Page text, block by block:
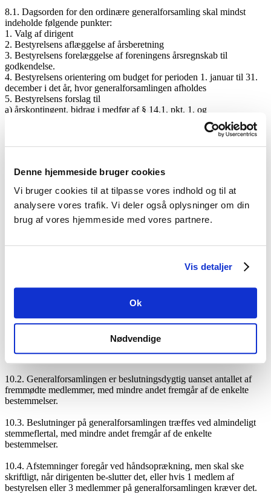
Denne hjemmeside bruger cookies
Vi bruger cookies til at tilpasse vores indhold og til at
analysere vores trafik. Vi deler også oplysninger om din
brug af vores hjemmeside med vores partnere.
Vis detaljer
Ok
Nødvendige
8.1. Dagsorden for den ordinære generalforsamling skal mindst
indeholde følgende punkter:
1. Valg af dirigent
2. Bestyrelsens aflæggelse af årsberetning
3. Bestyrelsens forelæggelse af foreningens årsregnskab til
godkendelse.
4. Bestyrelsens orientering om budget for perioden 1. januar til 31.
december i det år, hvor generalforsamlingen afholdes
5. Bestyrelsens forslag til
a) årskontingent, bidrag i medfør af § 14.1, pkt. 1, og
opkrævningsperiode (for det efterfølgende kalenderår)
b) indmeldelsesgebyr (for det efterfølgende kalenderår)
9. Eventuelt
§ 9. Ekstraordinær generalforsamling – indvarsling –
dagsorden
9.1. Ekstraordinær generalforsamling indkaldes med et varsel på
9.2. Med indkaldelsen skal følge en dagsorden, der angiver, hvad
der ønskes forelagt til den ekstraordinære generalforsamlings
§ 10. Generalforsamling – dirigent – afstemning – stemmeret –
referat
10.1. Generalforsamlingen ledes af en dirigent, der vælges af
generalforsamlingen efter forslag fra bestyrelsen. Efter forslag fra
dirigenten vælges en referent samt to stemmetællere.
10.2. Generalforsamlingen er beslutningsdygtig uanset antallet af
fremmødte medlemmer, med mindre andet fremgår af de enkelte
bestemmelser.
10.3. Beslutninger på generalforsamlingen træffes ved almindeligt
stemmeflertal, med mindre andet fremgår af de enkelte
bestemmelser.
10.4. Afstemninger foregår ved håndsoprækning, men skal ske
skriftligt, når dirigenten be-slutter det, eller hvis 1 medlem af
bestyrelsen eller 3 medlemmer på generalforsamlingen kræver det.